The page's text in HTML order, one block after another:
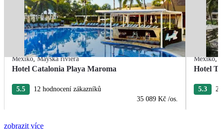
Mexiko,Mayská riviéra
Hotel Catalonia Playa Maroma
5.5
12 hodnocení zákazníků
35 089 Kč /os.
Mexiko,
Hotel
5.3
zobrazit více